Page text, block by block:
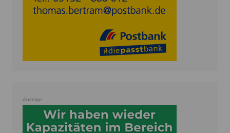
Anzeige